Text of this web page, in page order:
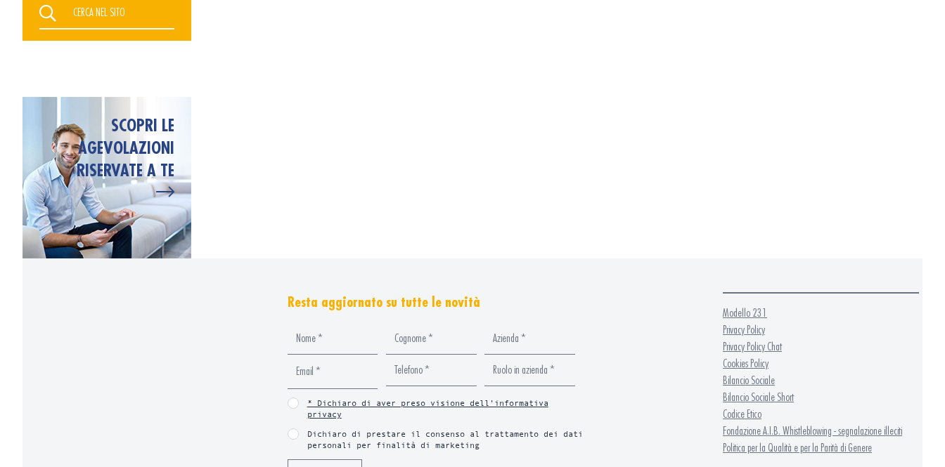
SCOPRI LE
AGEVOLAZIONI
RISERVATE A TE
Resta aggiornato su tutte le novità
* Dichiaro di aver preso visione dell’informativa
privacy
Dichiaro di prestare il consenso al trattamento dei dati
personali per finalità di marketing
Modello 231
Privacy Policy
Privacy Policy Chat
Cookies Policy
Bilancio Sociale
Bilancio Sociale Short
Codice Etico
Fondazione A.I.B. Whistleblowing - segnalazione illeciti
Politica per la Qualità e per la Parità di Genere